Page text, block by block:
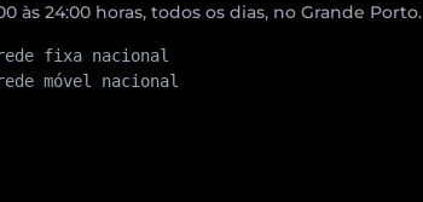
às 24:00 horas, todos os dias, no Grande Porto.
fixa nacional
móvel nacional